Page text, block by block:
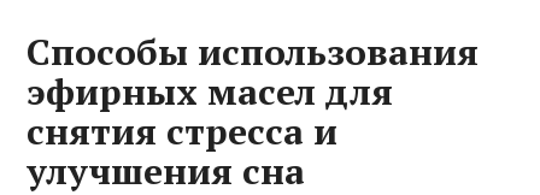
Способы использования
эфирных масел для
снятия стресса и
улучшения сна